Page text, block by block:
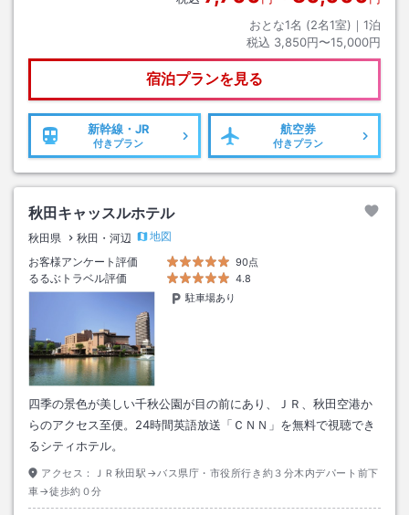
おとな1名 (2名1室)｜ 1泊
税込 3,850円〜15,000円
宿泊プランを見る
新幹線・JR
付きプラン
航空券
付きプラン
秋田キャッスルホテル
秋田県 秋田・河辺
地図
お客様アンケート評価
90点
るるぶトラベル評価
4.8
駐車場あり
四季の景色が美しい千秋公園が目の前にあり、ＪＲ、秋田空港か
らのアクセス至便。24時間英語放送「ＣＮＮ」を無料で視聴でき
るシティホテル。
アクセス：
ＪＲ秋田駅→バス県庁・市役所行き約３分木内デパート前下
車→徒歩約０分